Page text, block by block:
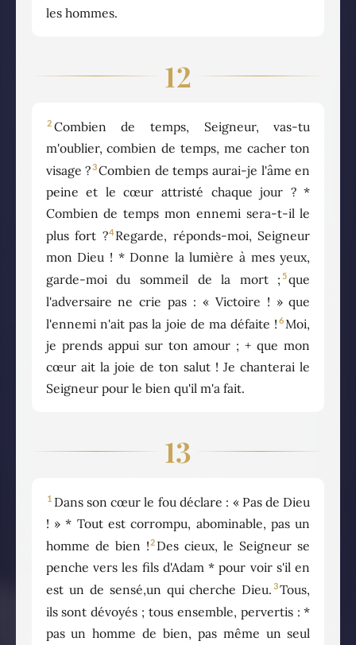
les hommes.
12
2 Combien de temps, Seigneur, vas-tu
m'oublier, combien de temps, me cacher ton
visage ?3Combien de temps aurai-je l'âme en
peine et le cœur attristé chaque jour ? *
Combien de temps mon ennemi sera-t-il le
plus fort ?4 Regarde, réponds-moi, Seigneur
mon Dieu ! * Donne la lumière à mes yeux,
garde-moi du sommeil de la mort ; 5que
l'adversaire ne crie pas : « Victoire ! » que
l'ennemi n'ait pas la joie de ma défaite ! 6 Moi,
je prends appui sur ton amour ; + que mon
cœur ait la joie de ton salut ! Je chanterai le
Seigneur pour le bien qu'il m'a fait.
13
1 Dans son cœur le fou déclare : « Pas de Dieu
! » * Tout est corrompu, abominable, pas un
homme de bien !2 Des cieux, le Seigneur se
penche vers les fils d'Adam * pour voir s'il en
est un de sensé,un qui cherche Dieu. 3Tous,
ils sont dévoyés ; tous ensemble, pervertis : *
pas un homme de bien, pas même un seul